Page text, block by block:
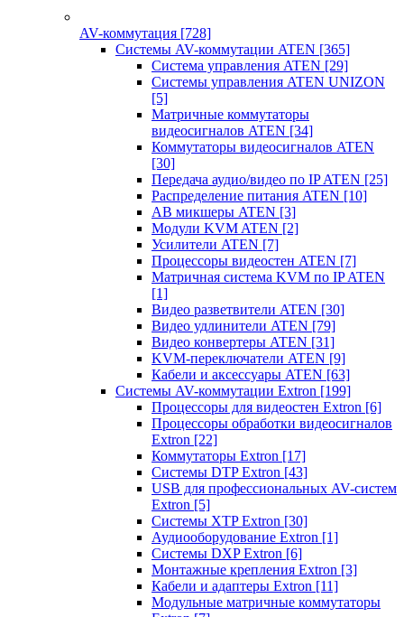
AV-коммутация [728]
Системы AV-коммутации ATEN [365]
Система управления ATEN [29]
Системы управления ATEN UNIZON
[5]
Матричные коммутаторы
видеосигналов ATEN [34]
Коммутаторы видеосигналов ATEN
[30]
Передача аудио/видео по IP ATEN [25]
Распределение питания ATEN [10]
АВ микшеры ATEN [3]
Модули KVM ATEN [2]
Усилители ATEN [7]
Процессоры видеостен ATEN [7]
Матричная система KVM по IP ATEN
[1]
Видео разветвители ATEN [30]
Видео удлинители ATEN [79]
Видео конвертеры ATEN [31]
KVM-переключатели ATEN [9]
Кабели и аксессуары ATEN [63]
Системы AV-коммутации Extron [199]
Процессоры для видеостен Extron [6]
Процессоры обработки видеосигналов
Extron [22]
Коммутаторы Extron [17]
Системы DTP Extron [43]
USB для профессиональных AV-систем
Extron [5]
Системы XTP Extron [30]
Аудиооборудование Extron [1]
Системы DXP Extron [6]
Монтажные крепления Extron [3]
Кабели и адаптеры Extron [11]
Модульные матричные коммутаторы